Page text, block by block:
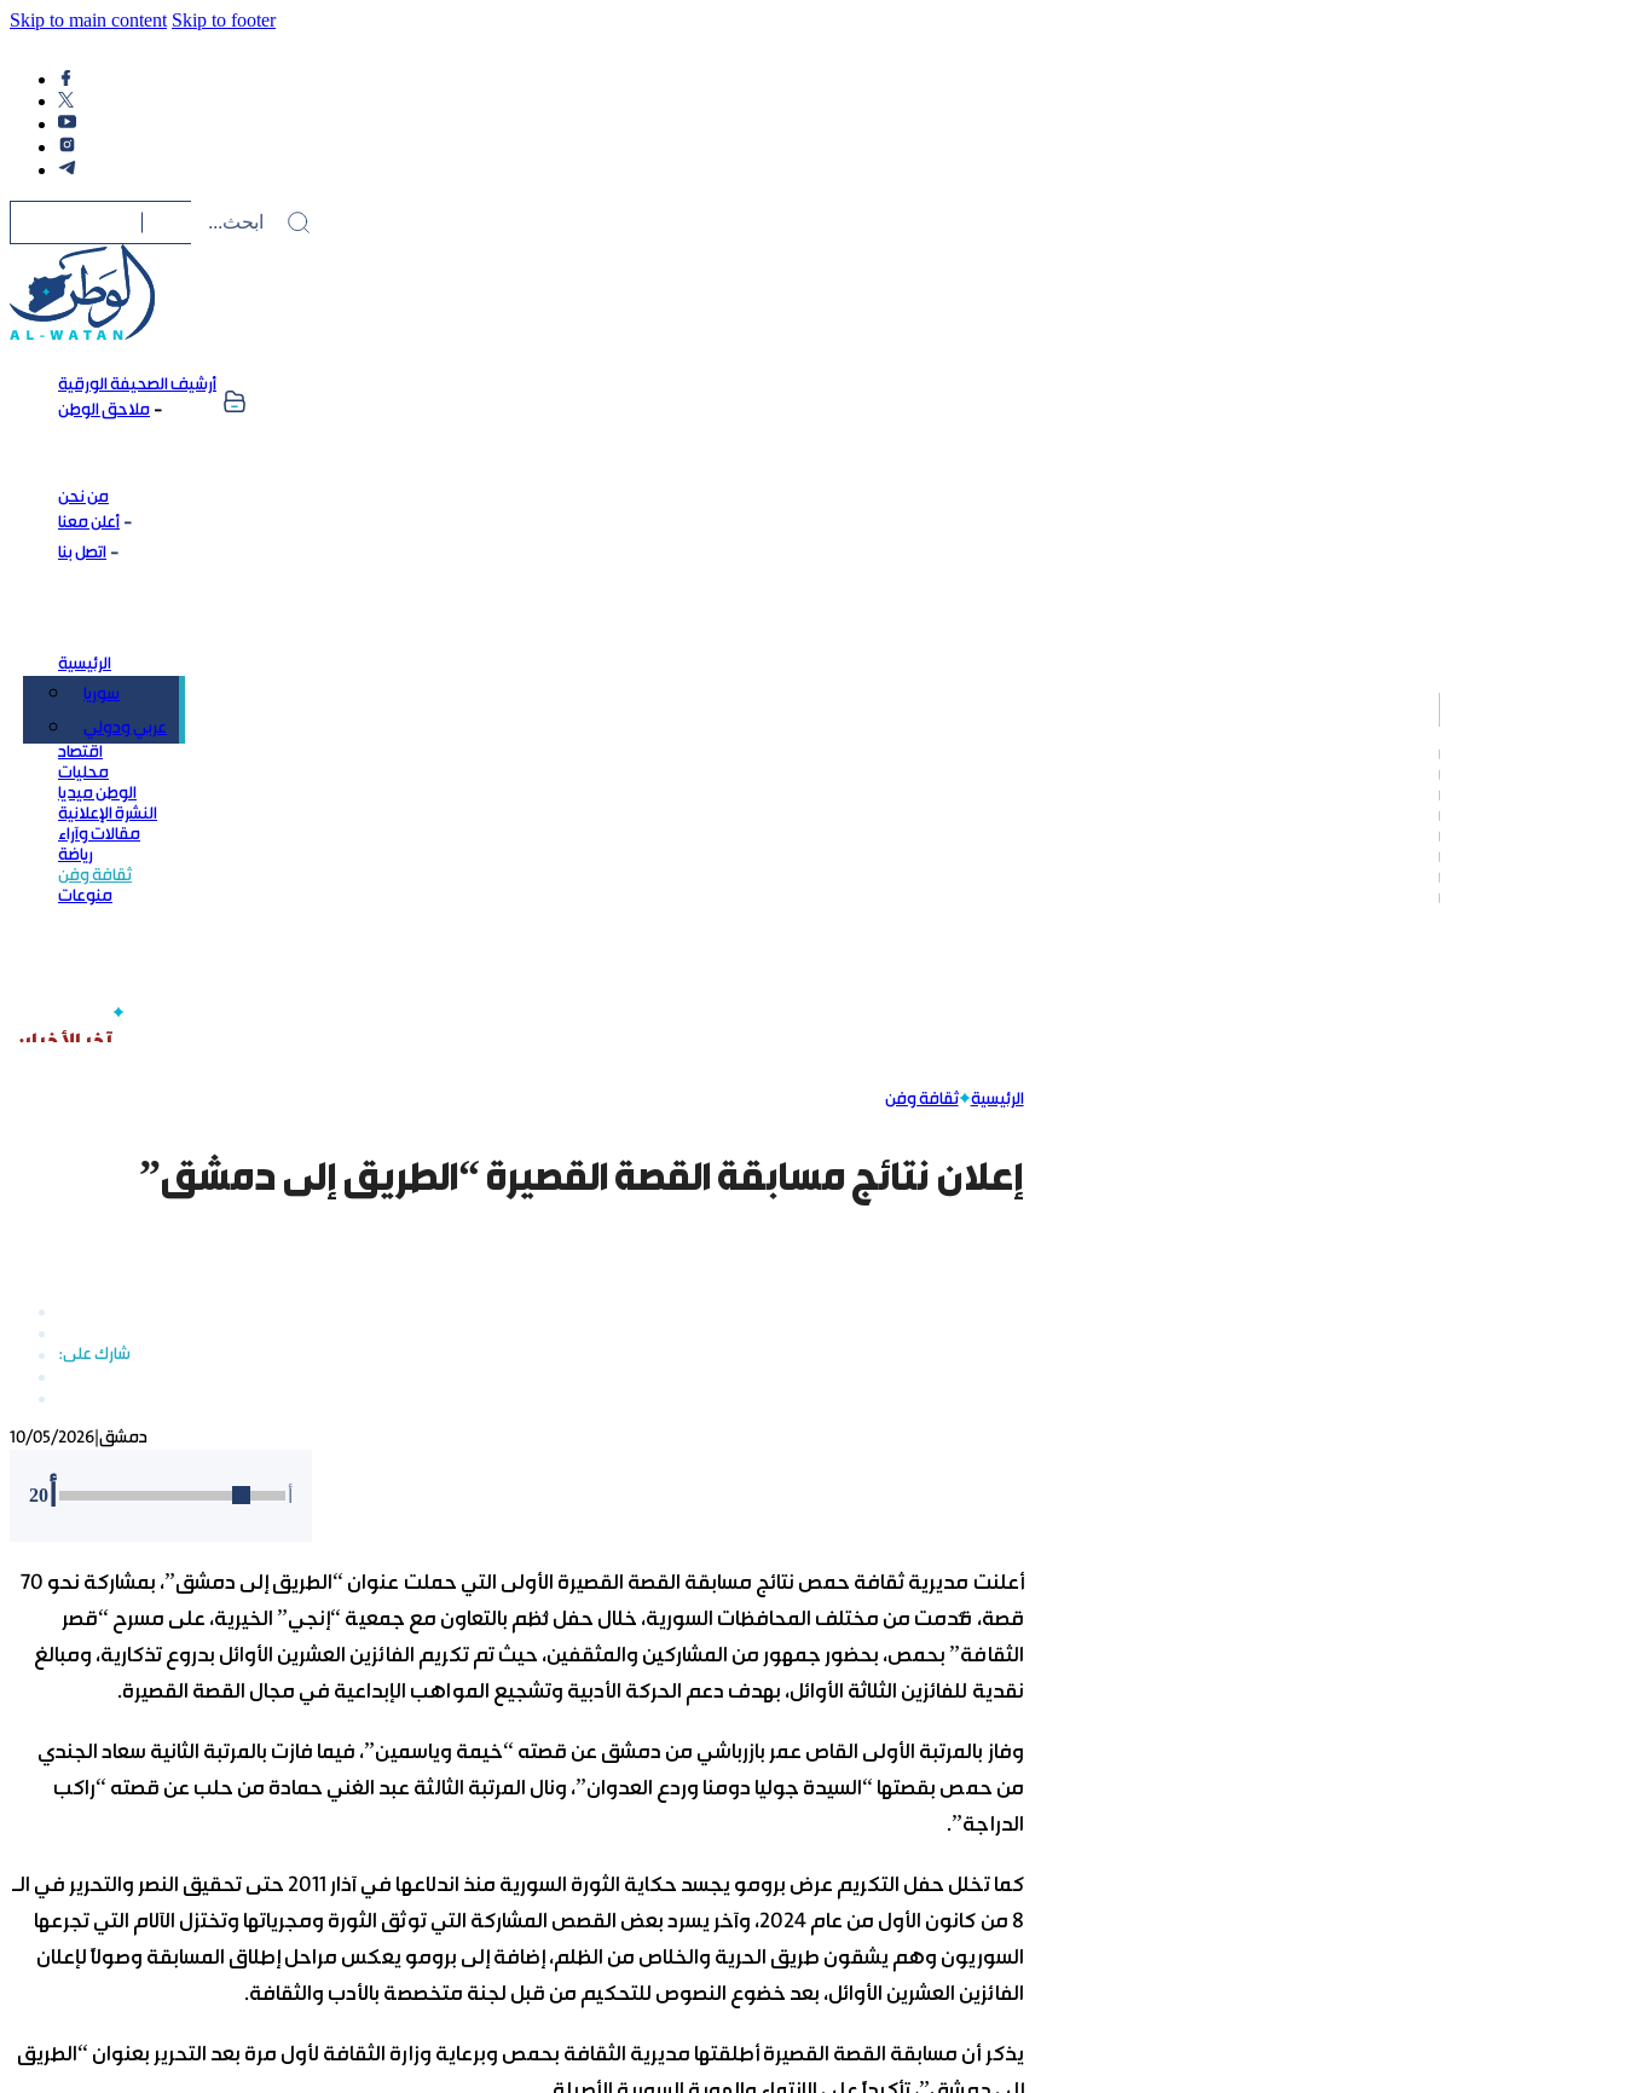
Skip to main content Skip to footer
أرشيف الصحيفة الورقية
ملاحق الوطن
من نحن
أعلن معنا
اتصل بنا
الرئيسية
سوريا
عربي ودولي
اقتصاد
محليات
الوطن ميديا
النشرة الإعلانية
مقالات وآراء
رياضة
ثقافة وفن
منوعات
الرئيسية ثقافة وفن
إعلان نتائج مسابقة القصة القصيرة “الطريق إلى دمشق”
10/05/2026 دمشق
20
أعلنت مديرية ثقافة حمص نتائج مسابقة القصة القصيرة الأولى التي حملت عنوان “الطريق إلى دمشق”، بمشاركة نحو 70
قصة، قُدمت من مختلف المحافظات السورية، خلال حفل نُظم بالتعاون مع جمعية “إنجي” الخيرية، على مسرح “قصر
الثقافة” بحمص، بحضور جمهور من المشاركين والمثقفين، حيث تم تكريم الفائزين العشرين الأوائل بدروع تذكارية، ومبالغ
نقدية للفائزين الثلاثة الأوائل، بهدف دعم الحركة الأدبية وتشجيع المواهب الإبداعية في مجال القصة القصيرة.
وفاز بالمرتبة الأولى القاص عمر بازرباشي من دمشق عن قصته “خيمة وياسمين”، فيما فازت بالمرتبة الثانية سعاد الجندي
من حمص بقصتها “السيدة جوليا دومنا وردع العدوان”، ونال المرتبة الثالثة عبد الغني حمادة من حلب عن قصته “راكب
الدراجة”.
كما تخلل حفل التكريم عرض برومو يجسد حكاية الثورة السورية منذ اندلاعها في آذار 2011 حتى تحقيق النصر والتحرير في الـ
8 من كانون الأول من عام 2024، وآخر يسرد بعض القصص المشاركة التي توثق الثورة ومجرياتها وتختزل الآلام التي تجرعها
السوريون وهم يشقون طريق الحرية والخلاص من الظلم، إضافة إلى برومو يعكس مراحل إطلاق المسابقة وصولاً لإعلان
الفائزين العشرين الأوائل، بعد خضوع النصوص للتحكيم من قبل لجنة متخصصة بالأدب والثقافة.
يذكر أن مسابقة القصة القصيرة أطلقتها مديرية الثقافة بحمص وبرعاية وزارة الثقافة لأول مرة بعد التحرير بعنوان “الطريق